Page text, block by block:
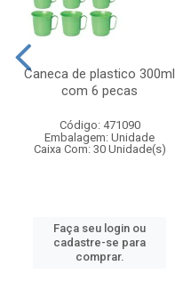
Caneca de plastico 300ml
com 6 pecas
Código: 471090
Embalagem: Unidade
Caixa Com: 30 Unidade(s)
Faça seu login ou
cadastre-se para
comprar.